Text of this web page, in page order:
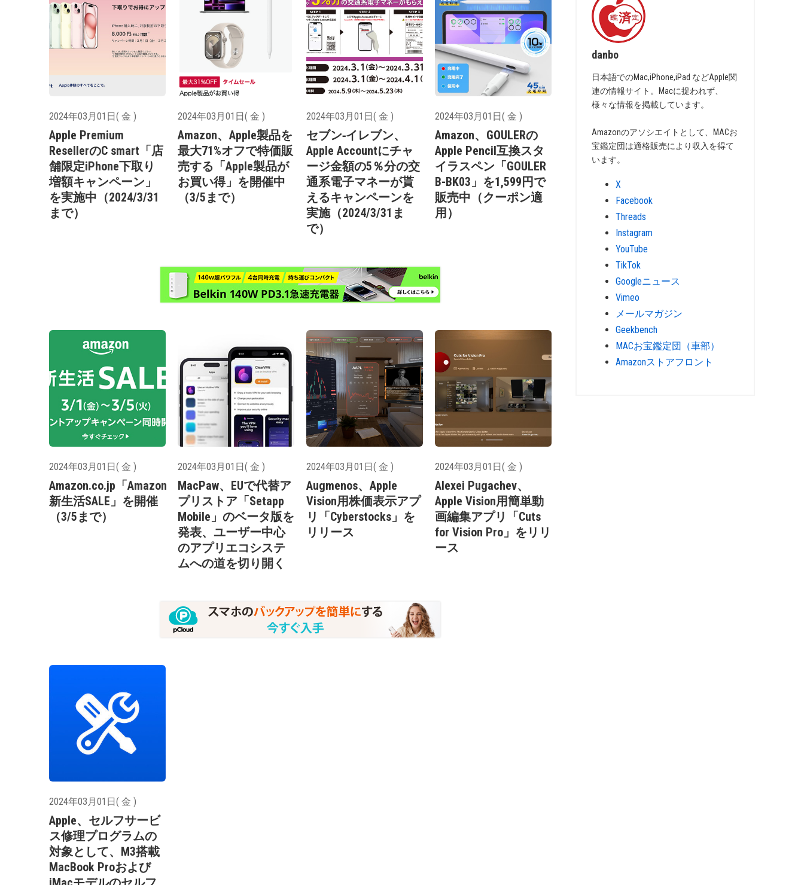
2024年03月01日( 金 )
Apple Premium
ResellerのC smart「店
舗限定iPhone下取り
増額キャンペーン」
を実施中（2024/3/31
まで）
2024年03月01日( 金 )
Amazon、Apple製品を
最大71%オフで特価販
売する「Apple製品が
お買い得」を開催中
（3/5まで）
2024年03月01日( 金 )
セブン‐イレブン、
Apple Accountにチャ
ージ金額の5％分の交
通系電子マネーが貰
えるキャンペーンを
実施（2024/3/31ま
で）
2024年03月01日( 金 )
Amazon、GOULERの
Apple Pencil互換スタ
イラスペン「GOULER
B-BK03」を1,599円で
販売中（クーポン適
用）
2024年03月01日( 金 )
Amazon.co.jp「Amazon
新生活SALE」を開催
（3/5まで）
2024年03月01日( 金 )
MacPaw、EUで代替ア
プリストア「Setapp
Mobile」のベータ版を
発表、ユーザー中心
のアプリエコシステ
ムへの道を切り開く
2024年03月01日( 金 )
Augmenos、Apple
Vision用株価表示アプ
リ「Cyberstocks」を
リリース
2024年03月01日( 金 )
Alexei Pugachev、
Apple Vision用簡単動
画編集アプリ「Cuts
for Vision Pro」をリリ
ース
2024年03月01日( 金 )
Apple、セルフサービ
ス修理プログラムの
対象として、M3搭載
MacBook Proおよび
danbo
日本語でのMac,iPhone,iPad などApple関
連の情報サイト。Macに捉われず、
様々な情報を掲載しています。
Amazonのアソシエイトとして、MACお
宝鑑定団は適格販売により収入を得て
います。
X
Facebook
Threads
Instagram
YouTube
TikTok
Googleニュース
Vimeo
メールマガジン
Geekbench
MACお宝鑑定団（車部）
Amazonストアフロント